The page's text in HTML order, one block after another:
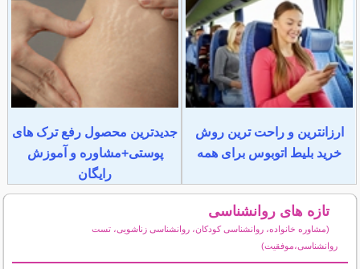
ارزانترین و راحت ترین روش
خرید بلیط اتوبوس برای همه
جدیدترین محصول رفع ترک های
پوستی+مشاوره و آموزش
رایگان
تازه های روانشناسی
(مشاوره خانواده، روانشناسی کودکان، روانشناسی زناشویی، تست
روانشناسی،موفقیت)